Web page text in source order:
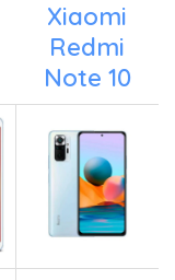
Xiaomi
Redmi
Note 10